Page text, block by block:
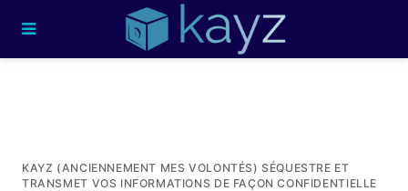
KAYZ (ANCIENNEMENT MES VOLONTÉS) SÉQUESTRE ET
TRANSMET VOS INFORMATIONS DE FAÇON CONFIDENTIELLE